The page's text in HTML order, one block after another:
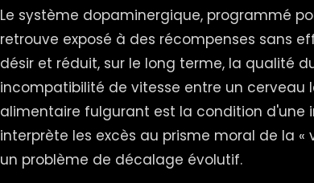
Le système dopaminergique, programmé
retrouve exposé à des récompenses sans
désir et réduit, sur le long terme, la qualité
incompatibilité de vitesse entre un
alimentaire fulgurant est la condition d'une
interprète les excès au prisme moral de la «
un problème de décalage évolutif.